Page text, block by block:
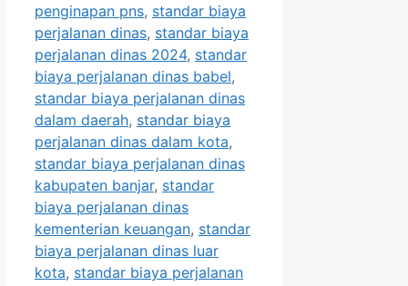
penginapan pns, standar biaya
perjalanan dinas, standar biaya
perjalanan dinas 2024, standar
biaya perjalanan dinas babel,
standar biaya perjalanan dinas
dalam daerah, standar biaya
perjalanan dinas dalam kota,
standar biaya perjalanan dinas
kabupaten banjar, standar
biaya perjalanan dinas
kementerian keuangan, standar
biaya perjalanan dinas luar
kota, standar biaya perjalanan